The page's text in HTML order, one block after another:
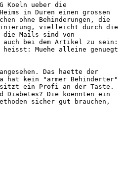
Koeln ueber die
in Duren einen grossen
ohne Behinderungen, die
vielleicht durch die
die Mails sind von
bei dem Artikel zu sein:
heisst: Muehe alleine genuegt
Das haette der
hat kein "armer Behinderter"
sitzt ein Profi an der Taste.
Diabetes? Die koennten ein
sicher gut brauchen,